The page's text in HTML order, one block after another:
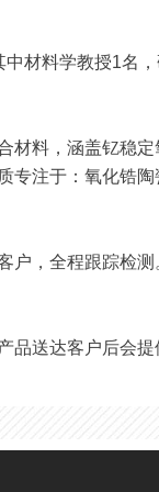
材料学教授1名
材料，涵盖钇稳
专注于：氧化锆
户，全程跟踪检
品送达客户后会